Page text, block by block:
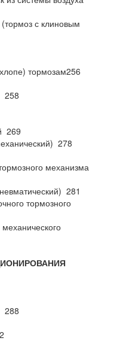
с клиновым
тормозам256
258
269
278
механизма
281
тормозного
288